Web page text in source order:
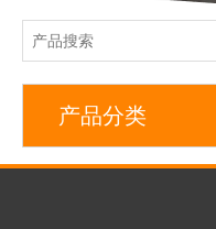
产品分类